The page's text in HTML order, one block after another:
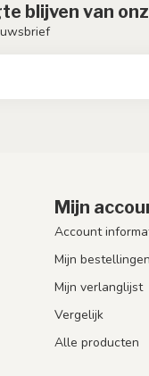
blijven van
Mijn
Account
Mijn bestellingen
Mijn verlanglijst
Vergelijk
Alle producten